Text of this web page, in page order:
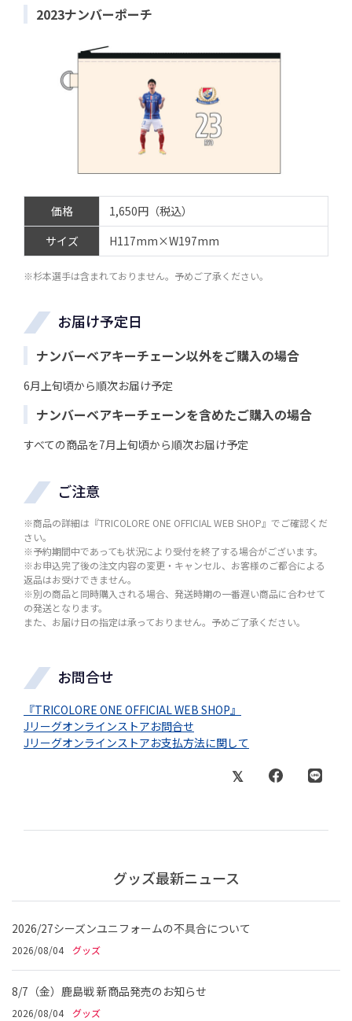
2023ナンバーポーチ
価格
1,650円（税込）
サイズ
H117mm×W197mm
※杉本選手は含まれておりません。予めご了承ください。
お届け予定日
ナンバーベアキーチェーン以外をご購入の場合
6月上旬頃から順次お届け予定
ナンバーベアキーチェーンを含めたご購入の場合
すべての商品を7月上旬頃から順次お届け予定
ご注意
※商品の詳細は『TRICOLORE ONE OFFICIAL WEB SHOP』でご確認くだ
さい。
※予約期間中であっても状況により受付を終了する場合がございます。
※お申込完了後の注文内容の変更・キャンセル、お客様のご都合による
返品はお受けできません。
※別の商品と同時購入される場合、発送時期の一番遅い商品に合わせて
の発送となります。
また、お届け日の指定は承っておりません。予めご了承ください。
お問合せ
『TRICOLORE ONE OFFICIAL WEB SHOP』
Jリーグオンラインストアお問合せ
Jリーグオンラインストアお支払方法に関して
グッズ最新ニュース
2026/27シーズンユニフォームの不具合について
2026/08/04 グッズ
8/7（金）鹿島戦 新商品発売のお知らせ
2026/08/04 グッズ